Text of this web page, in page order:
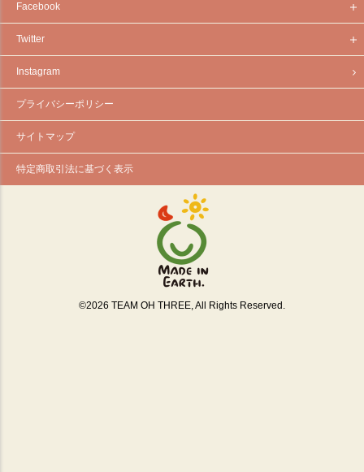
Facebook
Twitter
Instagram
プライバシーポリシー
サイトマップ
特定商取引法に基づく表示
©2026 TEAM OH THREE, All Rights Reserved.